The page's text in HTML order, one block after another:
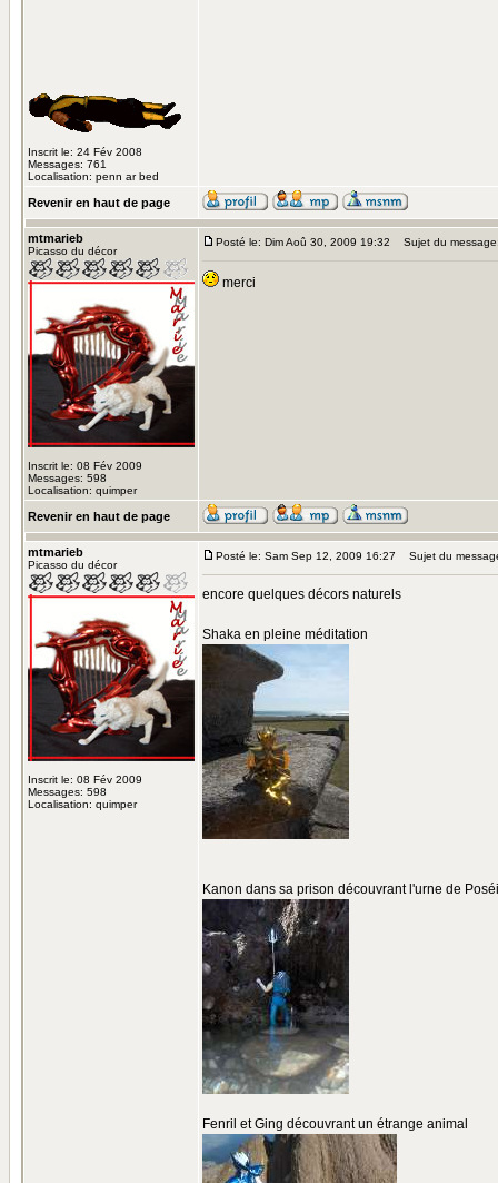
Inscrit le: 24 Fév 2008
Messages: 761
Localisation: penn ar bed
Revenir en haut de page
mtmarieb
Picasso du décor
Inscrit le: 08 Fév 2009
Messages: 598
Localisation: quimper
Posté le: Dim Aoû 30, 2009 19:32 Sujet du
merci
Revenir en haut de page
mtmarieb
Picasso du décor
Inscrit le: 08 Fév 2009
Messages: 598
Localisation: quimper
Posté le: Sam Sep 12, 2009 16:27 Sujet du
encore quelques décors naturels
Shaka en pleine méditation
Kanon dans sa prison découvrant l'urne de
Fenril et Ging découvrant un étrange animal